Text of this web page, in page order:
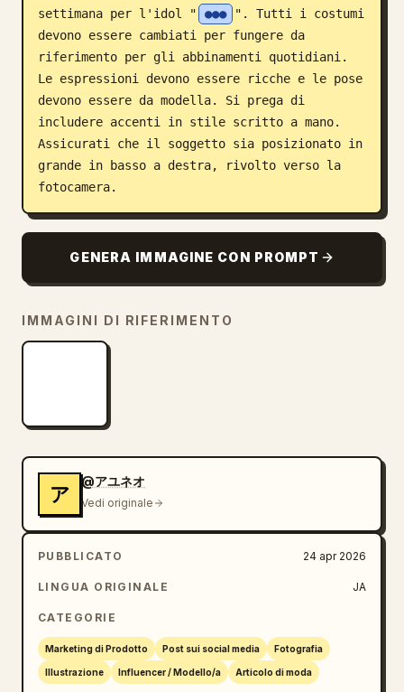
Aggiornamenti
settimana per l'idol "
●●●
". Tutti i costumi
devono essere cambiati per fungere da
riferimento per gli abbinamenti quotidiani.
Le espressioni devono essere ricche e le pose
devono essere da modella. Si prega di
includere accenti in stile scritto a mano.
Assicurati che il soggetto sia posizionato in
grande in basso a destra, rivolto verso la
fotocamera.
GENERA IMMAGINE CON PROMPT
IMMAGINI DI RIFERIMENTO
ア
@アユネオ
Vedi originale
PUBBLICATO 24 apr 2026
LINGUA ORIGINALE JA
CATEGORIE
Marketing di Prodotto Post sui social media Fotografia
Illustrazione Influencer / Modello/a Articolo di moda